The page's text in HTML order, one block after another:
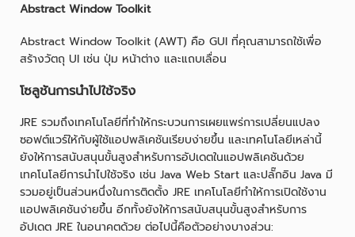
Abstract Window Toolkit
Abstract Window Toolkit (AWT) คือ GUI ที่คุณสามารถใช้เพื่อ
สร้างวัตถุ UI เช่น ปุ่ม หน้าต่าง และแถบเลื่อน
โซลูชันการนำไปใช้จริง
JRE รวมถึงเทคโนโลยีที่ทำให้กระบวนการเผยแพร่การเปลี่ยนแปลง
ซอฟต์แวร์ให้กับผู้ใช้แอปพลิเคชันเรียบง่ายขึ้น และเทคโนโลยีเหล่านี้
ยังให้การสนับสนุนขั้นสูงสำหรับการอัปเดตในแอปพลิเคชันด้วย
เทคโนโลยีการนำไปใช้จริง เช่น Java Web Start และปลั๊กอิน Java มี
รวมอยู่เป็นส่วนหนึ่งในการติดตั้ง JRE เทคโนโลยีทำให้การเปิดใช้งาน
แอปพลิเคชันง่ายขึ้น อีกทั้งยังให้การสนับสนุนขั้นสูงสำหรับการ
อัปเดต JRE ในอนาคตด้วย ต่อไปนี้คือตัวอย่างบางส่วน: